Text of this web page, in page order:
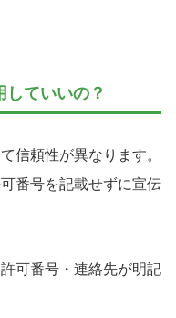
ていいの？
信頼性が異なります。
番号を記載せずに宣伝
可番号・連絡先が明記